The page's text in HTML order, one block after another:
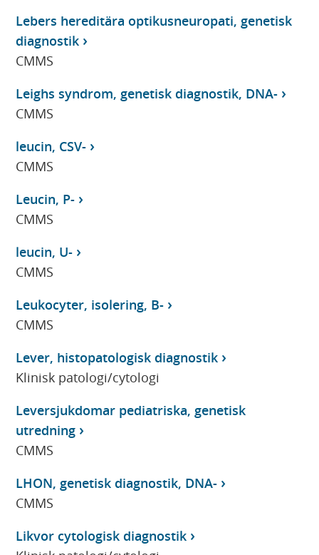
Lebers hereditära optikusneuropati, genetisk
diagnostik
CMMS
Leighs syndrom, genetisk diagnostik, DNA-
CMMS
leucin, CSV-
CMMS
Leucin, P-
CMMS
leucin, U-
CMMS
Leukocyter, isolering, B-
CMMS
Lever, histopatologisk diagnostik
Klinisk patologi/cytologi
Leversjukdomar pediatriska, genetisk
utredning
CMMS
LHON, genetisk diagnostik, DNA-
CMMS
Likvor cytologisk diagnostik